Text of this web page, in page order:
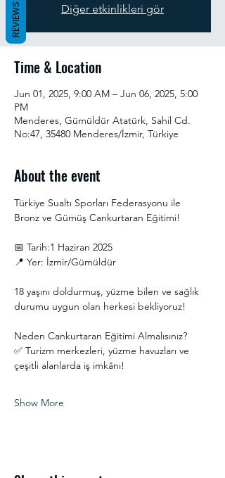
Diğer etkinlikleri gör
Time & Location
Jun 01, 2025, 9:00 AM – Jun 06, 2025, 5:00
PM
Menderes, Gümüldür Atatürk, Sahil Cd.
No:47, 35480 Menderes/İzmir, Türkiye
About the event
Türkiye Sualtı Sporları Federasyonu ile
Bronz ve Gümüş Cankurtaran Eğitimi!
📅 Tarih:1 Haziran 2025
📍 Yer: İzmir/Gümüldür
18 yaşını doldurmuş, yüzme bilen ve sağlık
durumu uygun olan herkesi bekliyoruz!
Neden Cankurtaran Eğitimi Almalısınız?
✅ Turizm merkezleri, yüzme havuzları ve
çeşitli alanlarda iş imkânı!
Show More
REVIEWS